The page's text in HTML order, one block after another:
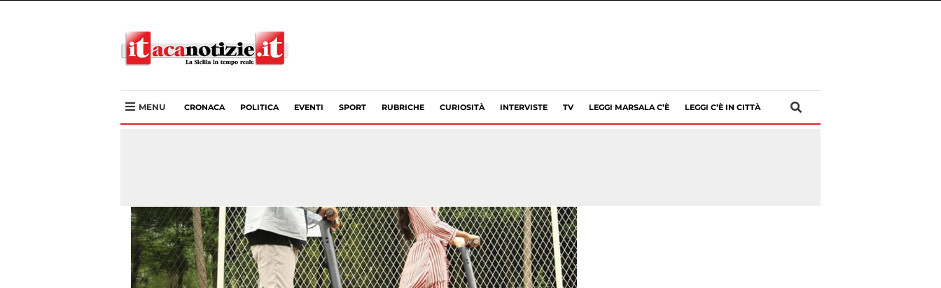
MENU CRONACA POLITICA EVENTI SPORT RUBRICHE CURIOSITÀ INTERVISTE TV LEGGI MARSALA C’È LEGGI C’È IN CITTÀ